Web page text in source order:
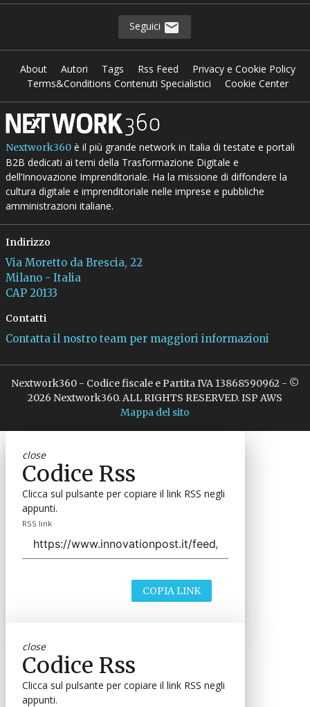
Seguici
About Autori Tags Rss Feed
Privacy e Cookie Policy
Terms&Conditions Contenuti Specialistici
Cookie Center
Nextwork360è il più grande network in Italia di testate e portali
B2B dedicati ai temi della Trasformazione Digitale e
dell’Innovazione Imprenditoriale. Ha la missione di diffondere la
cultura digitale e imprenditoriale nelle imprese e pubbliche
amministrazioni italiane.
Indirizzo
Via Moretto da Brescia, 22
Milano - Italia
CAP 20133
Contatti
Contatta il nostro team per maggiori informazioni
Nextwork360 - Codice fiscale e Partita IVA 13868590962 - ©
2026 Nextwork360. ALL RIGHTS RESERVED. ISP AWS
Mappa del sito
close
Codice Rss
Clicca sul pulsante per copiare il link RSS negli
appunti.
RSS link
COPIA LINK
close
Codice Rss
Clicca sul pulsante per copiare il link RSS negli
appunti.